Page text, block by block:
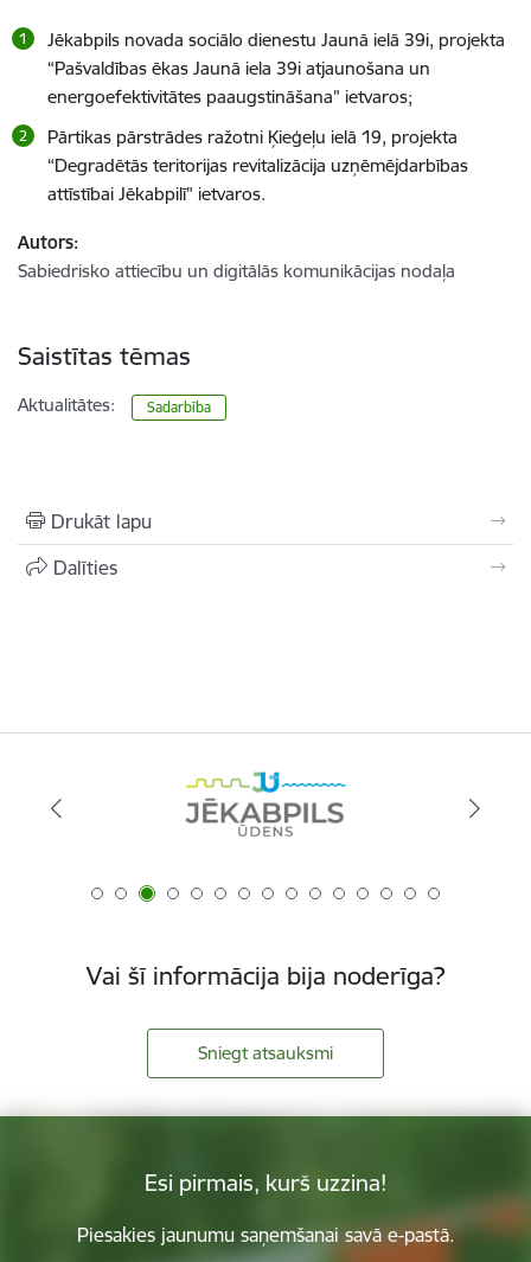
Jēkabpils novada sociālo dienestu Jaunā ielā 39i, projekta
“Pašvaldības ēkas Jaunā iela 39i atjaunošana un
energoefektivitātes paaugstināšana” ietvaros;
Pārtikas pārstrādes ražotni Ķieģeļu ielā 19, projekta
“Degradētās teritorijas revitalizācija uzņēmējdarbības
attīstībai Jēkabpilī” ietvaros.
Autors:
Sabiedrisko attiecību un digitālās komunikācijas nodaļa
Saistītas tēmas
Aktualitātes: Sadarbība
Drukāt lapu
Dalīties
Vai šī informācija bija noderīga?
Sniegt atsauksmi
Esi pirmais, kurš uzzina!
Piesakies jaunumu saņemšanai savā e-pastā.